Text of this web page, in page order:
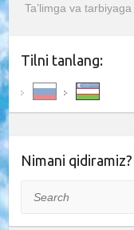
Ta’limga va
Tilni tanlang:
Nimani qidiramiz?